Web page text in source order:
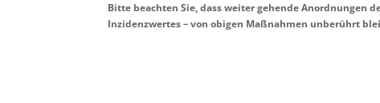
Bitte beachten Sie, dass weiter gehende Anordnungen
Inzidenzwertes – von obigen Maßnahmen unberührt